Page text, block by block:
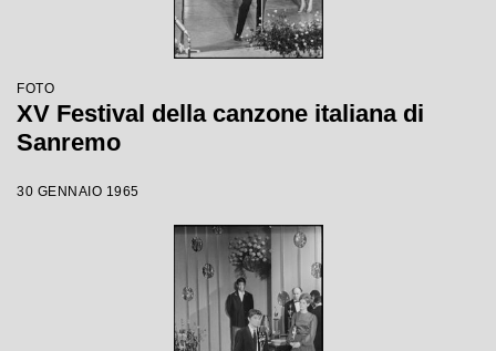
FOTO
XV Festival della canzone italiana di
Sanremo
30 GENNAIO 1965